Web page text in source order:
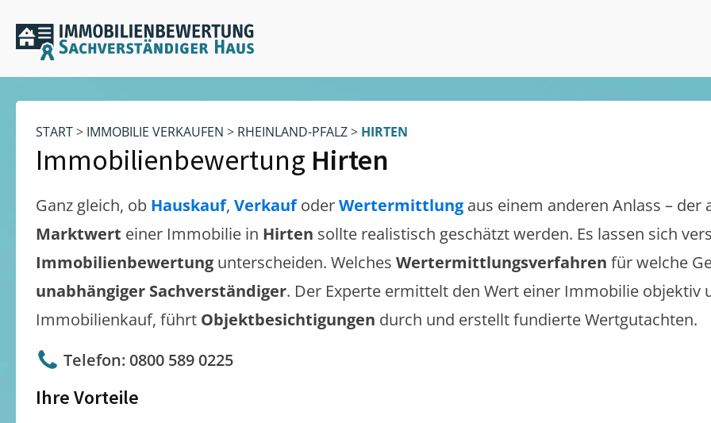
START> IMMOBILIE VERKAUFEN > RHEINLAND-PFALZ> HIRTEN
Immobilienbewertung Hirten
Ganz gleich, ob Hauskauf, VerkaufoderWertermittlung aus einem anderen Anlass – der
Marktwert einer Immobilie in Hirten sollte realistisch geschätzt werden. Es lassen sich
Immobilienbewertung unterscheiden. Welches Wertermittlungsverfahren für welche
unabhängiger Sachverständiger. Der Experte ermittelt den Wert einer Immobilie objektiv
Immobilienkauf, führt Objektbesichtigungen durch und erstellt fundierte Wertgutachten.
Telefon: 0800 589 0225
Ihre Vorteile